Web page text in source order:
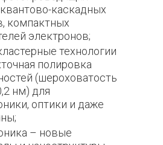
каскадных
компактных
электронов;
технологии
полировка
(шероховатость
нм) для
оптики и даже
– новые